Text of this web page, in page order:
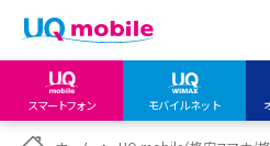
スマートフォン モバイルネット